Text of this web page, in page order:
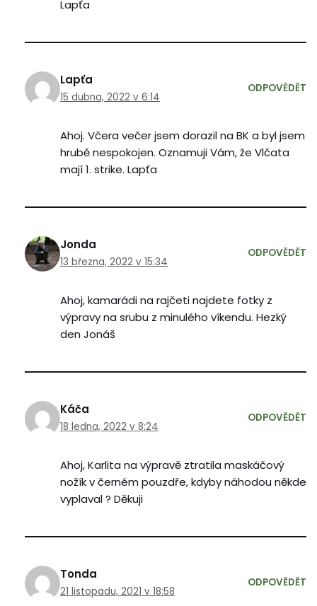
Lapťa
Lapťa
15 dubna, 2022 v 6:14
ODPOVĚDĚT
Ahoj. Včera večer jsem dorazil na BK a byl jsem
hrubě nespokojen. Oznamuji Vám, že Vlčata
mají 1. strike. Lapťa
Jonda
13 března, 2022 v 15:34
ODPOVĚDĚT
Ahoj, kamarádi na rajčeti najdete fotky z
výpravy na srubu z minulého víkendu. Hezký
den Jonáš
Káča
18 ledna, 2022 v 8:24
ODPOVĚDĚT
Ahoj, Karlita na výpravě ztratila maskáčový
nožík v černém pouzdře, kdyby náhodou někde
vyplaval ? Děkuji
Tonda
21 listopadu, 2021 v 18:58
ODPOVĚDĚT